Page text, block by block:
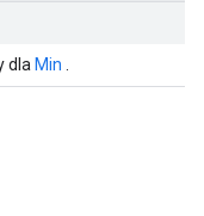
dla Min